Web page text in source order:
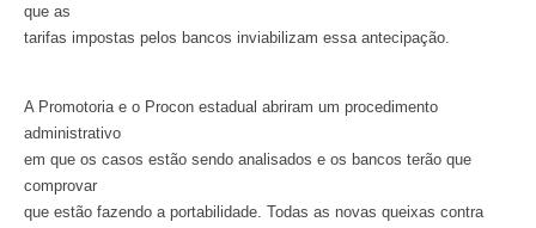
que as
tarifas impostas pelos bancos inviabilizam essa antecipação.
A Promotoria e o Procon estadual abriram um procedimento
administrativo
em que os casos estão sendo analisados e os bancos terão que
comprovar
que estão fazendo a portabilidade. Todas as novas queixas contra